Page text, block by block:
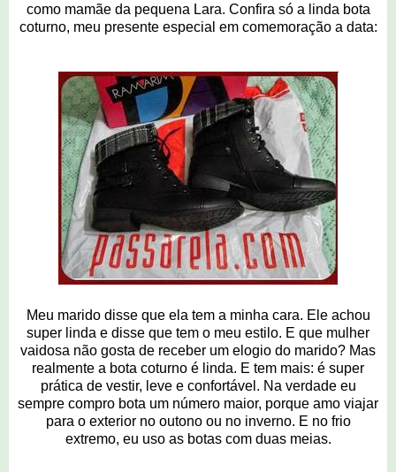
como mamãe da pequena Lara. Confira só a linda bota
coturno, meu presente especial em comemoração a data:
Meu marido disse que ela tem a minha cara. Ele achou
super linda e disse que tem o meu estilo. E que mulher
vaidosa não gosta de receber um elogio do marido? Mas
realmente a bota coturno é linda. E tem mais: é super
prática de vestir, leve e confortável. Na verdade eu
sempre compro bota um número maior, porque amo viajar
para o exterior no outono ou no inverno. E no frio
extremo, eu uso as botas com duas meias.